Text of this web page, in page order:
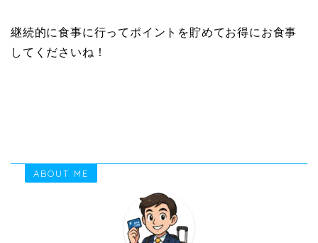
継続的に食事に行ってポイントを貯めてお得にお食事
してくださいね！
ABOUT ME